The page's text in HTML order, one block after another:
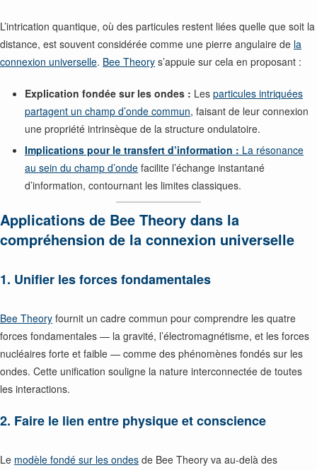
L’intrication quantique, où des particules restent liées quelle que soit la
distance, est souvent considérée comme une pierre angulaire de la
connexion universelle. Bee Theory s’appuie sur cela en proposant :
Explication fondée sur les ondes : Les particules intriquées
partagent un champ d’onde commun, faisant de leur connexion
une propriété intrinsèque de la structure ondulatoire.
Implications pour le transfert d’information : La résonance
au sein du champ d’onde facilite l’échange instantané
d’information, contournant les limites classiques.
Applications de Bee Theory dans la
compréhension de la connexion universelle
1. Unifier les forces fondamentales
Bee Theory fournit un cadre commun pour comprendre les quatre
forces fondamentales — la gravité, l’électromagnétisme, et les forces
nucléaires forte et faible — comme des phénomènes fondés sur les
ondes. Cette unification souligne la nature interconnectée de toutes
les interactions.
2. Faire le lien entre physique et conscience
Le modèle fondé sur les ondes de Bee Theory va au-delà des